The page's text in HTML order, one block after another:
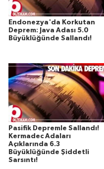
Endonezya'da Korkutan
Deprem: Java Adası 5.0
Büyüklüğünde Sallandı!
Pasifik Depremle Sallandı!
Kermadec Adaları
Açıklarında 6.3
Büyüklüğünde Şiddetli
Sarsıntı!
TÜRKİYE
YAŞAM